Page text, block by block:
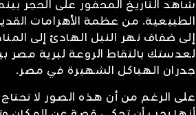
شاهد التاريخ المحفور على الحجر
الطبيعية. من عظمة الأهرامات
إلى ضفاف نهر النيل الهادئ إلى
لعدستك بالتقاط الروعة لبرية
جدران الهياكل الشهيرة في مصر.
على الرغم من أن هذه الصور لا
أنها يجب أن تحكي قصة عن المكان